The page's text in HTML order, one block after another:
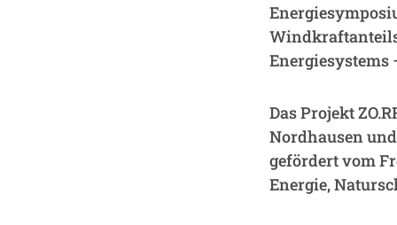
Energiesystems
Das Projekt
Nordhausen
gefördert vom
Energie,